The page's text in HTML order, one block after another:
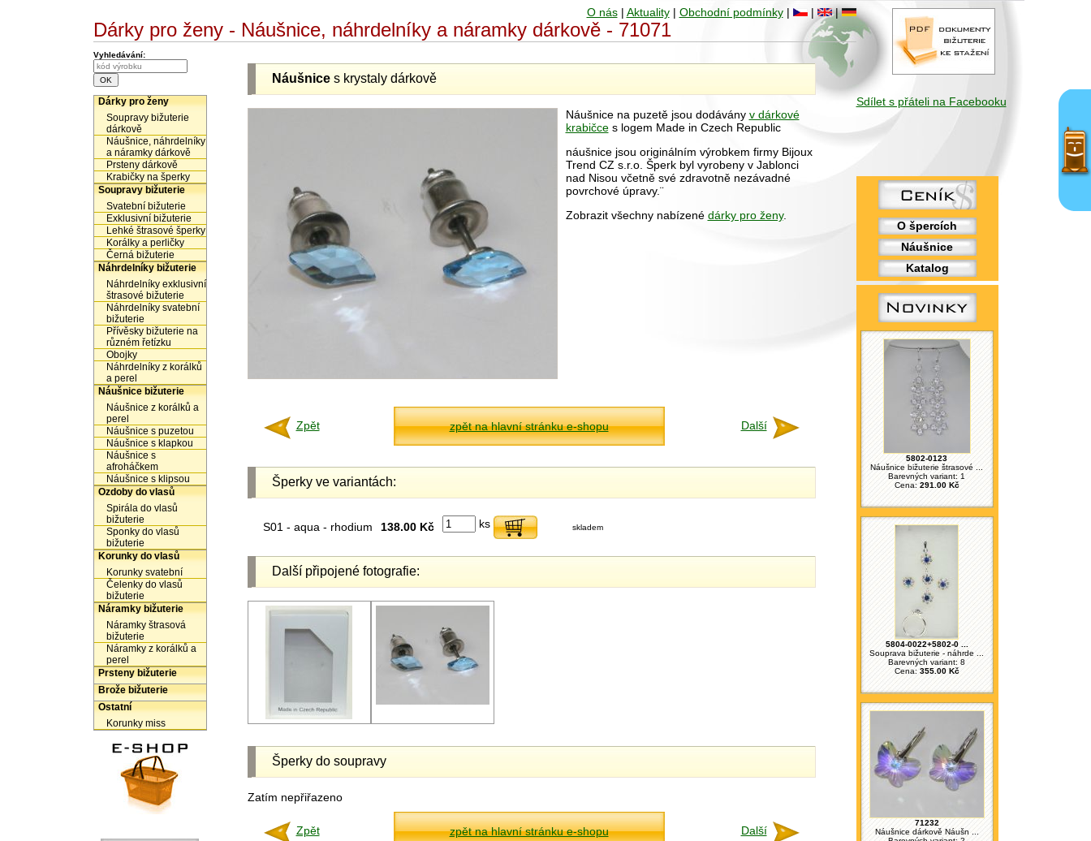
Sdílet s přáteli na Facebooku
O špercích
Náušnice
Katalog
5802-0123
Náušnice bižuterie štrasové ...
Barevných variant: 1
Cena: 291.00 Kč
5804-0022+5802-0 ...
Souprava bižuterie - náhrde ...
Barevných variant: 8
Cena: 355.00 Kč
71232
Náušnice dárkově Náušn ...
O nás| Aktuality| Obchodní podmínky| | |
Dárky pro ženy - Náušnice, náhrdelníky a náramky dárkově - 71071
Vyhledávání:
Dárky pro ženy
Soupravy bižuterie
dárkově
Náušnice, náhrdelníky
a náramky dárkově
Prsteny dárkově
Krabičky na šperky
Soupravy bižuterie
Svatební bižuterie
Exklusivní bižuterie
Lehké štrasové šperky
Korálky a perličky
Černá bižuterie
Náhrdelníky bižuterie
Náhrdelníky exklusivní
štrasové bižuterie
Náhrdelníky svatební
bižuterie
Přívěsky bižuterie na
různém řetízku
Obojky
Náhrdelníky z korálků
a perel
Náušnice bižuterie
Náušnice z korálků a
perel
Náušnice s puzetou
Náušnice s klapkou
Náušnice s
afroháčkem
Náušnice s klipsou
Ozdoby do vlasů
Spirála do vlasů
bižuterie
Sponky do vlasů
bižuterie
Korunky do vlasů
Korunky svatební
Čelenky do vlasů
bižuterie
Náramky bižuterie
Náramky štrasová
bižuterie
Náramky z korálků a
perel
Prsteny bižuterie
Brože bižuterie
Ostatní
Korunky miss
Náušnices krystaly dárkově
Náušnice na puzetě jsou dodávány v dárkové
krabičces logem Made in Czech Republic
náušnice jsou originálním výrobkem firmy Bijoux
Trend CZ s.r.o. Šperk byl vyrobeny v Jablonci
nad Nisou včetně své zdravotně nezávadné
povrchové úpravy.¨
Zobrazit všechny nabízené dárky pro ženy.
Zpět zpět na hlavní stránku e-shopu Další
Šperky ve variantách:
S01 - aqua - rhodium 138.00 Kč ks skladem
Další připojené fotografie:
Šperky do soupravy
Zatím nepřiřazeno
Zpět zpět na hlavní stránku e-shopu Další